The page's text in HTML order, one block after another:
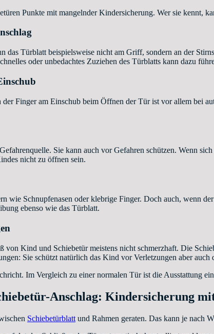
Punkte mit mangelnder Kindersicherung. Wer sie kennt,
das Türblatt beispielsweise nicht am Griff, sondern an der
oder unbedachtes Zuziehen des Türblatts kann dazu
Finger am Einschub beim Öffnen der Tür ist vor allem bei
Sie kann auch vor Gefahren schützen. Wenn
nicht zu öffnen sein.
wie Schnupfenasen oder klebrige Finger. Doch auch, wenn
ebenso wie das Türblatt.
von Kind und Schiebetür meistens nicht schmerzhaft. Die
Sie schützt natürlich das Kind vor Verletzungen aber auch
Im Vergleich zu einer normalen Tür ist die Ausstattung
Anschlag: Kindersicherung
Schiebetürblatt und Rahmen geraten. Das kann je nach